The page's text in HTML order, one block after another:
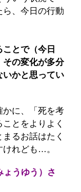
ら、今日の行動
とで（今日
その変化が多分
いかと思ってい
かに、「死を考
とをよりよく
るお話はたく
れども…。
ょうゆう）さ